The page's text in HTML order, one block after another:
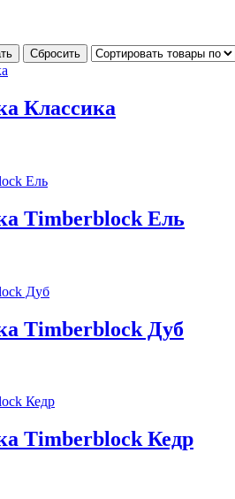
Классика
Timberblock Ель
Timberblock Дуб
Timberblock Кедр